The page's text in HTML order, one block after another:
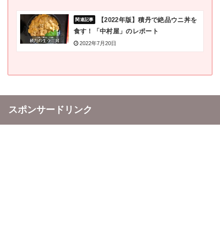
【2022年版】積丹で絶品ウニ丼を
食す！「中村屋」のレポート
2022年7月20日
スポンサードリンク